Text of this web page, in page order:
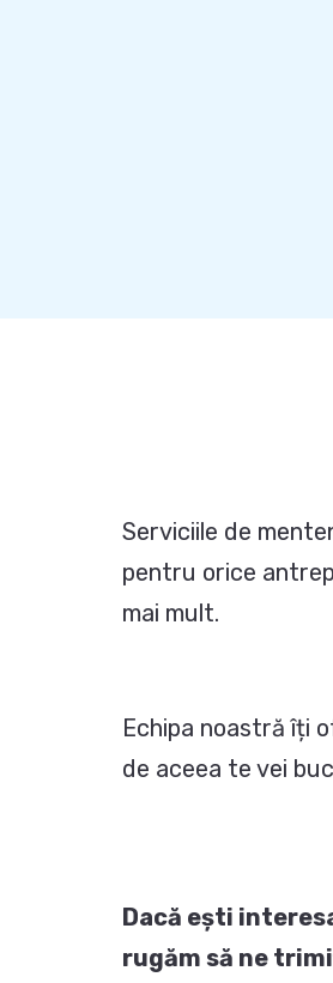
Serviciile de
pentru orice
mai mult.
Echipa noastră îți
de aceea te vei
Dacă ești
rugăm să ne